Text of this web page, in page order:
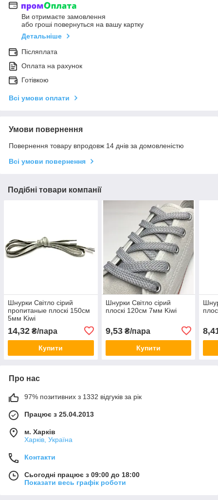
Ви отримаєте замовлення
або гроші повернуться на вашу картку
Детальніше
Післяплата
Оплата на рахунок
Готівкою
Всі умови оплати
Умови повернення
Повернення товару впродовж 14 днів за домовленістю
Всі умови повернення
Подібні товари компанії
Шнурки Світло сірий
пропитаные плоскі 150см
5мм Kiwi
14,32 ₴/пара
Купити
Шнурки Світло сірий
плоскі 120см 7мм Kiwi
9,53₴/пара
Купити
Про нас
97% позитивних з 1332 відгуків за рік
Працює з 25.04.2013
м. Харків
Харків, Україна
Контакти
Сьогодні працює з 09:00 до 18:00
Показати весь графік роботи